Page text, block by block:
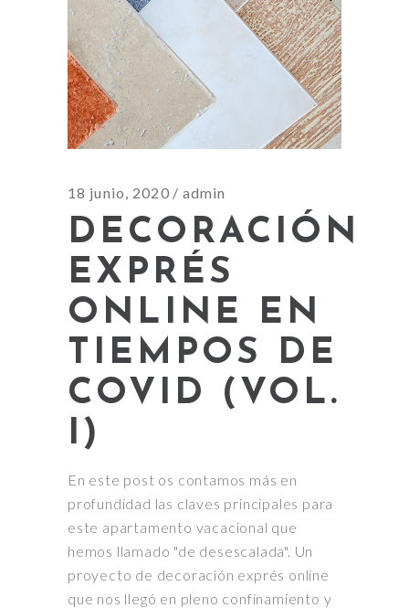
18 junio, 2020 admin
DECORACIÓN
EXPRÉS
ONLINE EN
TIEMPOS DE
COVID (VOL.
I)
En este post os contamos más en
profundidad las claves principales para
este apartamento vacacional que
hemos llamado "de desescalada". Un
proyecto de decoración exprés online
que nos llegó en pleno confinamiento y